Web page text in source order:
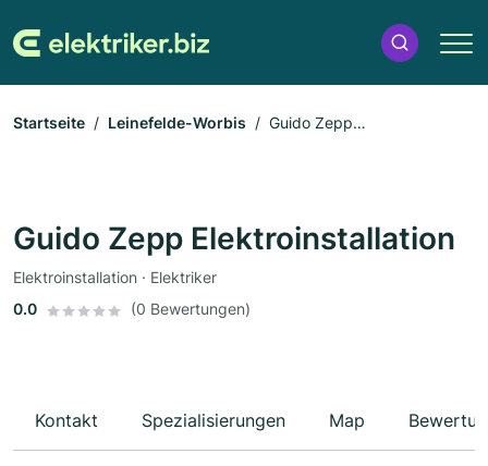
Startseite Leinefelde-Worbis
Guido Zepp
Guido Zepp Elektroinstallation
Elektroinstallation · Elektriker
0.0
(0 Bewertungen)
Kontakt Spezialisierungen Map